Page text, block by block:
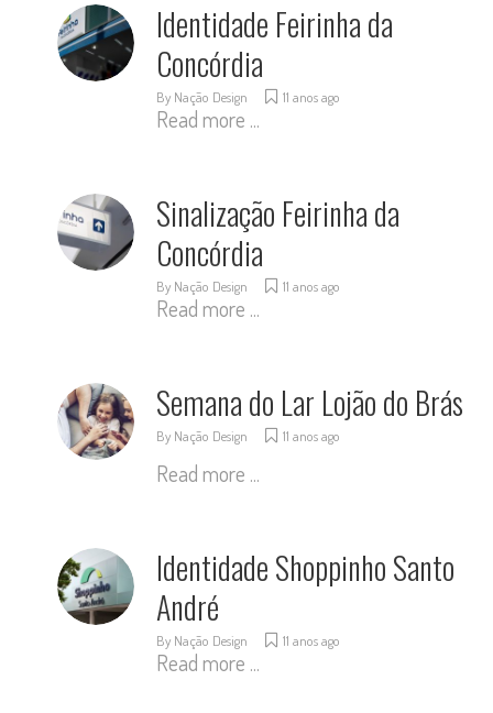
Identidade Feirinha da
Concórdia
By Nação Design 11 anos ago
Read more ...
Sinalização Feirinha da
Concórdia
By Nação Design 11 anos ago
Read more ...
Semana do Lar Lojão do Brás
By Nação Design 11 anos ago
Read more ...
Identidade Shoppinho Santo
André
By Nação Design 11 anos ago
Read more ...